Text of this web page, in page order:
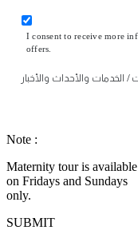
I consent to receive more
offers.
الخدمات والأحداث والأخبار
Note :
Maternity tour is available
on Fridays and Sundays
only.
SUBMIT